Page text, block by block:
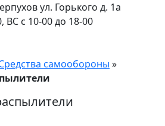
ВС с 10-00 до 18-00
ул. Горького д. 1а
самообороны »